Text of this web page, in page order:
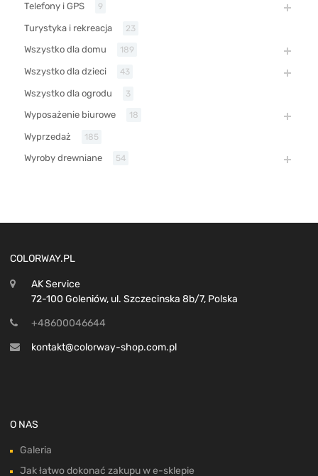
Telefony i GPS 9
Turystyka i rekreacja 23
Wszystko dla domu 189
Wszystko dla dzieci 43
Wszystko dla ogrodu 3
Wyposażenie biurowe 18
Wyprzedaż 185
Wyroby drewniane 54
COLORWAY.PL
AK Service
72-100 Goleniów, ul. Szczecinska 8b/7, Polska
+48600046644
kontakt@colorway-shop.com.pl
O NAS
Galeria
Jak łatwo dokonać zakupu w e-sklepie